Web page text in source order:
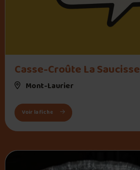
Casse-Croûte La Saucisse
Mont-Laurier
Voir la fiche : Casse-Croûte La Saucisse